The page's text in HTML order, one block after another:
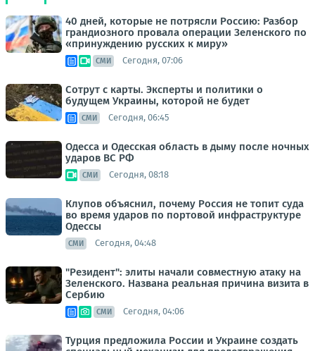
40 дней, которые не потрясли Россию: Разбор
грандиозного провала операции Зеленского по
«принуждению русских к миру»
СМИ Сегодня, 07:06
Сотрут с карты. Эксперты и политики о
будущем Украины, которой не будет
СМИ Сегодня, 06:45
Одесса и Одесская область в дыму после ночных
ударов ВС РФ
СМИ Сегодня, 08:18
Клупов объяснил, почему Россия не топит суда
во время ударов по портовой инфраструктуре
Одессы
СМИ Сегодня, 04:48
"Резидент": элиты начали совместную атаку на
Зеленского. Названа реальная причина визита в
Сербию
СМИ Сегодня, 04:06
Турция предложила России и Украине создать